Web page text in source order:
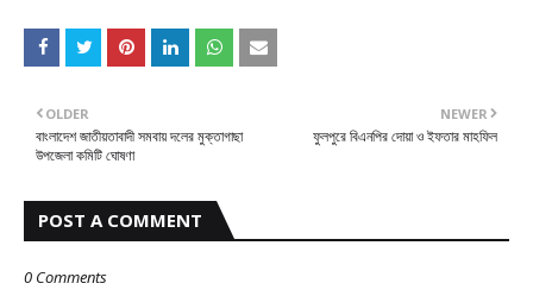
NEWER
ফুলপুরে বিএনপির দোয়া ও ইফতার মাহফিল
OLDER
বাংলাদেশ জাতীয়তাবাদী সমবায় দলের মুক্তাগাছা
উপজেলা কমিটি ঘোষণা
POST A COMMENT
0 Comments